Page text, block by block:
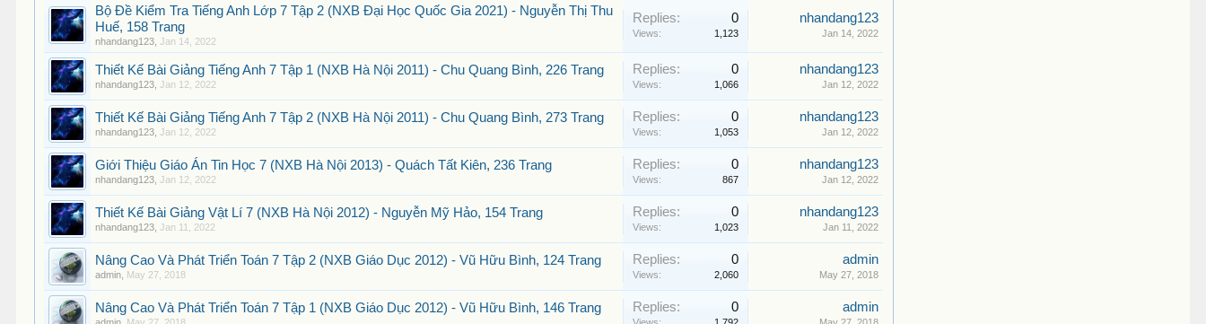
Bộ Đề Kiểm Tra Tiếng Anh Lớp 7 Tập 2 (NXB Đại Học Quốc Gia 2021) - Nguyễn Thị Thu
Huế, 158 Trang
nhandang123 ,Jan 14, 2022
Replies: 0
Views: 1,123
nhandang123
Jan 14, 2022
Thiết Kế Bài Giảng Tiếng Anh 7 Tập 1 (NXB Hà Nội 2011) - Chu Quang Bình, 226 Trang
nhandang123 ,Jan 12, 2022
Replies: 0
Views: 1,066
nhandang123
Jan 12, 2022
Thiết Kế Bài Giảng Tiếng Anh 7 Tập 2 (NXB Hà Nội 2011) - Chu Quang Bình, 273 Trang
nhandang123 ,Jan 12, 2022
Replies: 0
Views: 1,053
nhandang123
Jan 12, 2022
Giới Thiệu Giáo Án Tin Học 7 (NXB Hà Nội 2013) - Quách Tất Kiên, 236 Trang
nhandang123 ,Jan 12, 2022
Replies: 0
Views: 867
nhandang123
Jan 12, 2022
Thiết Kế Bài Giảng Vật Lí 7 (NXB Hà Nội 2012) - Nguyễn Mỹ Hảo, 154 Trang
nhandang123 ,Jan 11, 2022
Replies: 0
Views: 1,023
nhandang123
Jan 11, 2022
Nâng Cao Và Phát Triển Toán 7 Tập 2 (NXB Giáo Dục 2012) - Vũ Hữu Bình, 124 Trang
admin May 27, 2018
Replies: 0
Views: 2,060
admin
May 27, 2018
Nâng Cao Và Phát Triển Toán 7 Tập 1 (NXB Giáo Dục 2012) - Vũ Hữu Bình, 146 Trang Replies: 0 admin